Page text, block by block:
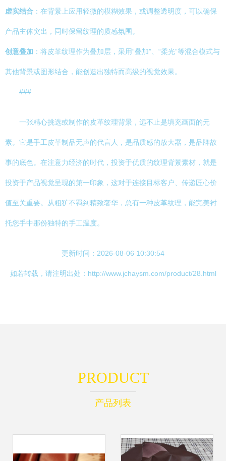
虚实结合 ：在背景上应用轻微的模糊效果，或调整透明度，可以确保
产品主体突出，同时保留纹理的质感氛围。
创意叠加 ：将皮革纹理作为叠加层，采用“叠加”、“柔光”等混合模式与
其他背景或图形结合，能创造出独特而高级的视觉效果。
###
一张精心挑选或制作的皮革纹理背景，远不止是填充画面的元
素。它是手工皮革制品无声的代言人，是品质感的放大器，是品牌故
事的底色。在注意力经济的时代，投资于优质的纹理背景素材，就是
投资于产品视觉呈现的第一印象，这对于连接目标客户、传递匠心价
值至关重要。从粗犷不羁到精致奢华，总有一种皮革纹理，能完美衬
托您手中那份独特的手工温度。
更新时间：2026-08-06 10:30:54
如若转载，请注明出处：http://www.jchaysm.com/product/28.html
PRODUCT
产品列表